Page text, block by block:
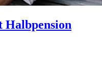
Halbpension